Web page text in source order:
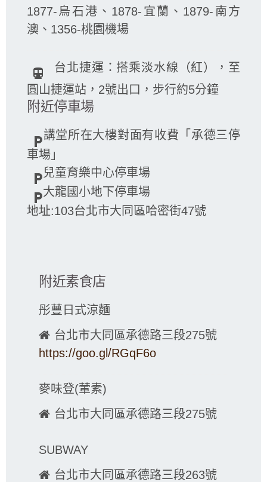
1877-烏石港、1878-宜蘭、1879-南方
澳、1356-桃園機場
directions_subway
台北捷運：搭乘淡水線（紅），至
圓山捷運站，2號出口，步行約5分鐘
附近停車場
local_parking講堂所在大樓對面有收費「承德三停
車場」
local_parking兒童育樂中心停車場
local_parking大龍國小地下停車場
地址:103台北市大同區哈密街47號
附近素食店
彤蘴日式涼麵
台北市大同區承德路三段275號
https://goo.gl/RGqF6o
麥味登(葷素)
台北市大同區承德路三段275號
SUBWAY
台北市大同區承德路三段263號